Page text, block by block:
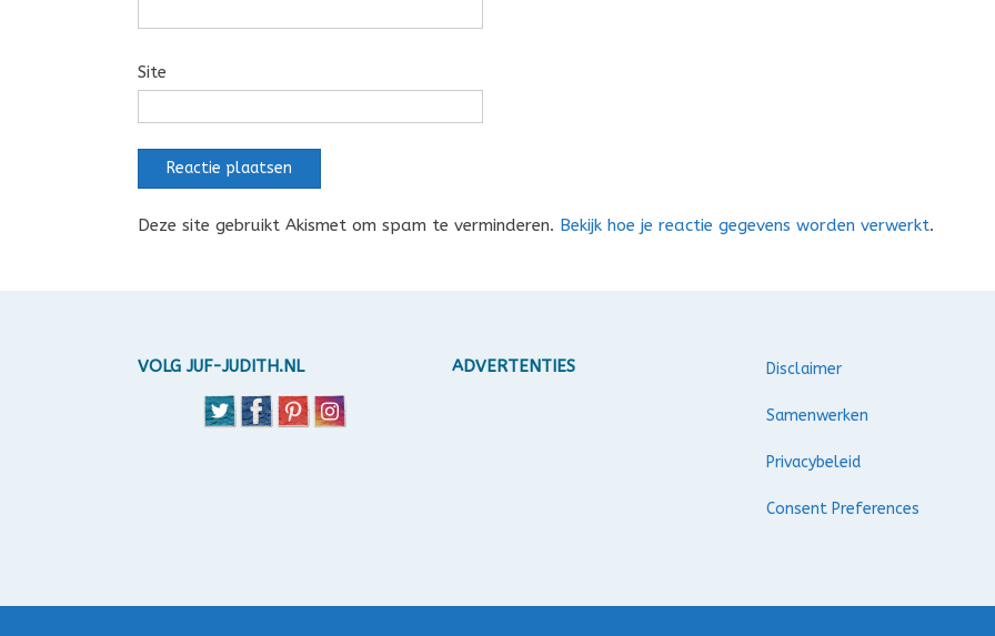
Site
Deze site gebruikt Akismet om spam te verminderen. Bekijk hoe je reactie gegevens worden verwerkt.
VOLG JUF-JUDITH.NL ADVERTENTIES Disclaimer
Samenwerken
Privacybeleid
Consent Preferences